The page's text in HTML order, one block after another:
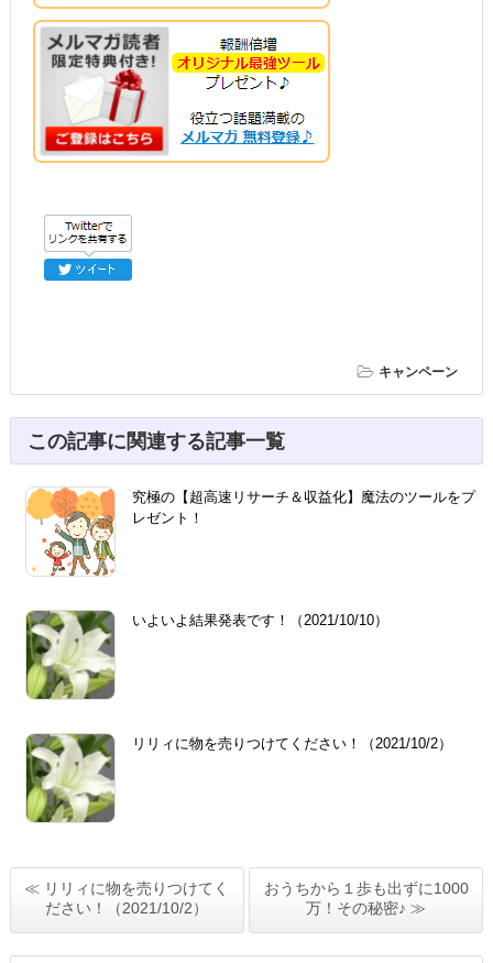
キャンペーン
この記事に関連する記事一覧
究極の【超高速リサーチ＆収益化】魔法のツールをプ
レゼント！
いよいよ結果発表です！（2021/10/10）
リリィに物を売りつけてください！（2021/10/2）
≪ リリィに物を売りつけてく
ださい！（2021/10/2）
おうちから１歩も出ずに1000
万！その秘密♪ ≫